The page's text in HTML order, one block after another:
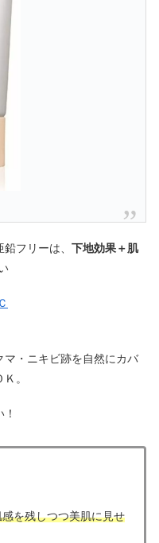
フリーは、 下地効果＋肌
マ・ニキビ跡を自然にカバ
。
を残しつつ美肌に見せ